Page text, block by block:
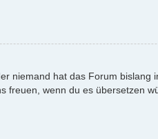
niemand hat das Forum
wenn du es übersetzen